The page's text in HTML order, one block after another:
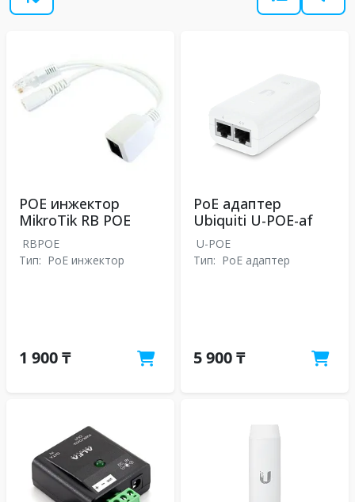
POE инжектор
MikroTik RB POE
RBPOE
Тип: PoE инжектор
1 900 ₸
PoE адаптер
Ubiquiti U-POE-af
U-POE
Тип: PoE адаптер
5 900 ₸